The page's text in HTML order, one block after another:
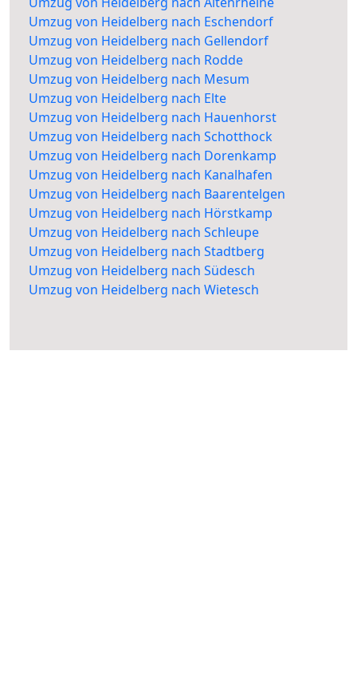
Umzug von Heidelberg nach Eschendorf
Umzug von Heidelberg nach Gellendorf
Umzug von Heidelberg nach Rodde
Umzug von Heidelberg nach Mesum
Umzug von Heidelberg nach Elte
Umzug von Heidelberg nach Hauenhorst
Umzug von Heidelberg nach Schotthock
Umzug von Heidelberg nach Dorenkamp
Umzug von Heidelberg nach Kanalhafen
Umzug von Heidelberg nach Baarentelgen
Umzug von Heidelberg nach Hörstkamp
Umzug von Heidelberg nach Schleupe
Umzug von Heidelberg nach Stadtberg
Umzug von Heidelberg nach Südesch
Umzug von Heidelberg nach Wietesch